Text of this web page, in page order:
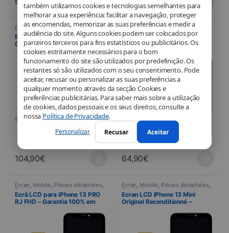
também utilizamos cookies e tecnologias semelhantes para
melhorar a sua experiência: facilitar a navegação, proteger
as encomendas, memorizar as suas preferências e medir a
audiência do site. Alguns cookies podem ser colocados por
parceiros terceiros para fins estatísticos ou publicitários. Os
cookies estritamente necessários para o bom
funcionamento do site são utilizados por predefinição. Os
restantes só são utilizados com o seu consentimento. Pode
aceitar, recusar ou personalizar as suas preferências a
qualquer momento através da secção Cookies e
preferências publicitárias. Para saber mais sobre a utilização
de cookies, dados pessoais e os seus direitos, consulte a
nossa Política de Privacidade.
Personalizar Recusar Aceitar
Ecran,Mobile,Pièces détachées,
Telefonia
Ecran LCD iPhone 13 PRO
Original Reconditionné –
Garantie 100% CASSE
104,90€
Ecran,Mobile,Pièces détachées
Telefonia
Ecran LCD iPhone 13 PRO Soft
OLED – Garantie 100% CASSE
64,90€
Ecran, Mobile, Pièces détachées,
Telefonia
Ecrã LCD para iPhone 13 PRO
RJ FHD – Garantia 100% em
Ecran, Mobile, Pièces détachées,
Telefonia
Ecran LCD iPhone 13 Mini
Original Reconditionné –